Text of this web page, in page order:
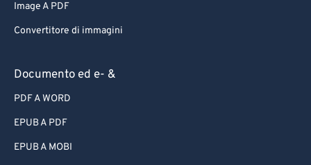
Image A PDF
Convertitore di immagini
Documento ed e- &
PDF A WORD
EPUB A PDF
EPUB A MOBI